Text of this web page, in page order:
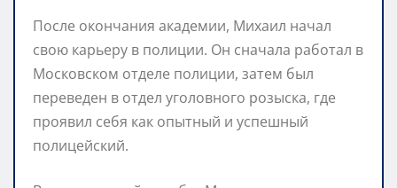
После окончания академии, Михаил начал
свою карьеру в полиции. Он сначала работал в
Московском отделе полиции, затем был
переведен в отдел уголовного розыска, где
проявил себя как опытный и успешный
полицейский.